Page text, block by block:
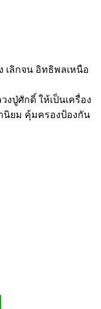
เลิกจน อิทธิพลเหนือ
ปู่ศักดิ์ ให้เป็นเครื่อง
นิยม คุ้มครองป้องกัน